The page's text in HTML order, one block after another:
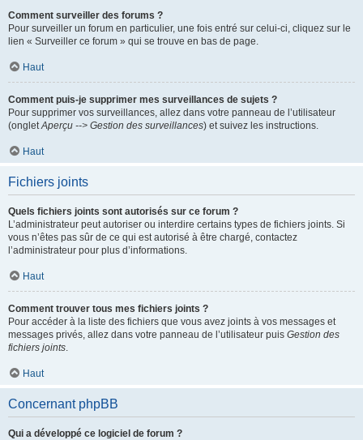
Comment surveiller des forums ?
Pour surveiller un forum en particulier, une fois entré sur celui-ci, cliquez sur le
lien « Surveiller ce forum » qui se trouve en bas de page.
Haut
Comment puis-je supprimer mes surveillances de sujets ?
Pour supprimer vos surveillances, allez dans votre panneau de l’utilisateur
(ongletAperçu --> Gestion des surveillances) et suivez les instructions.
Haut
Fichiers joints
Quels fichiers joints sont autorisés sur ce forum ?
L’administrateur peut autoriser ou interdire certains types de fichiers joints. Si
vous n’êtes pas sûr de ce qui est autorisé à être chargé, contactez
l’administrateur pour plus d’informations.
Haut
Comment trouver tous mes fichiers joints ?
Pour accéder à la liste des fichiers que vous avez joints à vos messages et
messages privés, allez dans votre panneau de l’utilisateur puis Gestion des
fichiers joints.
Haut
Concernant phpBB
Qui a développé ce logiciel de forum ?